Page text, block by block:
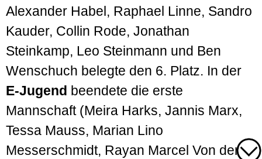
Alexander Habel, Raphael Linne, Sandro
Kauder, Collin Rode, Jonathan
Steinkamp, Leo Steinmann und Ben
Wenschuch belegte den 6. Platz. In der
E-Jugend beendete die erste
Mannschaft (Meira Harks, Jannis Marx,
Tessa Mauss, Marian Lino
Messerschmidt, Rayan Marcel Von der